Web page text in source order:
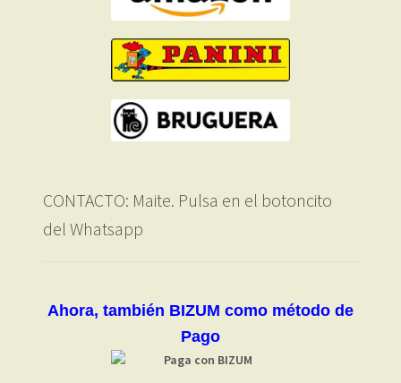
CONTACTO: Maite. Pulsa en el botoncito
del Whatsapp
Ahora, también BIZUM como método de
Pago